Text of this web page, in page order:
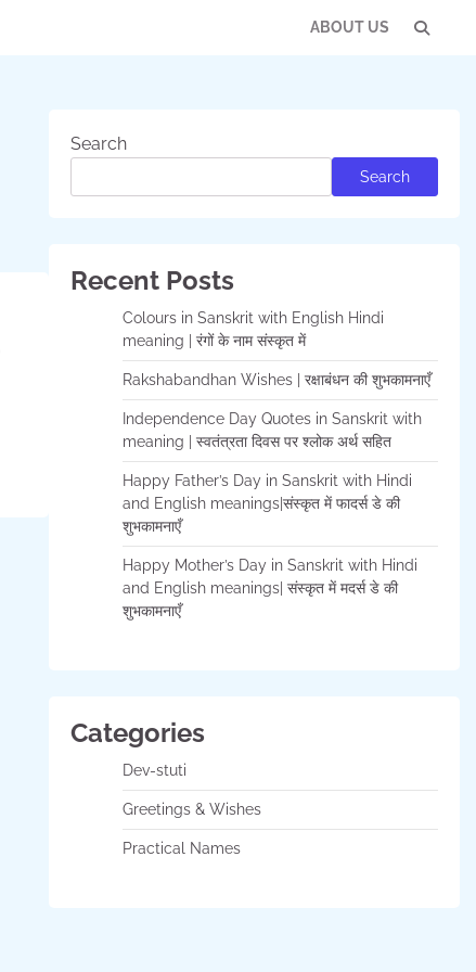
ABOUT US
Search
Search
Recent Posts
Colours in Sanskrit with English Hindi
meaning | रंगों के नाम संस्कृत में
Rakshabandhan Wishes | रक्षाबंधन की शुभकामनाएँ
Independence Day Quotes in Sanskrit with
meaning | स्वतंत्रता दिवस पर श्लोक अर्थ सहित
Happy Father’s Day in Sanskrit with Hindi
and English meanings|संस्कृत में फादर्स डे की
शुभकामनाएँ
Happy Mother’s Day in Sanskrit with Hindi
and English meanings| संस्कृत में मदर्स डे की
शुभकामनाएँ
Categories
Dev-stuti
Greetings & Wishes
Practical Names